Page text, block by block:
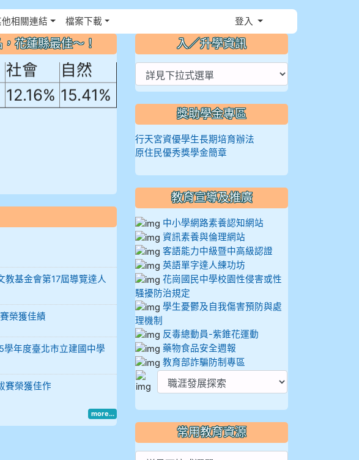
他相關連結 檔案下載 登入
花蓮縣最佳～！
共計22名，花
社會
自然
12.16% 15.41%
基金會第17屆導覽達人
榮獲佳績
年度臺北市立建國中學
賽榮獲佳作
more...
入／升學資訊
獎助學金專區
行天宮資優學生長期培育辦法
原住民優秀獎學金簡章
教育宣導及推廣
中小學網路素養認知網站
資訊素養與倫理網站
客語能力中級暨中高級認證
英語單字達人練功坊
花崗國民中學校園性侵害或性
騷擾防治規定
學生憂鬱及自我傷害預防與處
理機制
反毒總動員-紫錐花運動
藥物食品安全週報
教育部詐騙防制專區
常用教育資源